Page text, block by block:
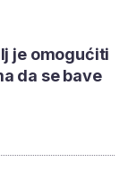
je omogućiti
da se bave